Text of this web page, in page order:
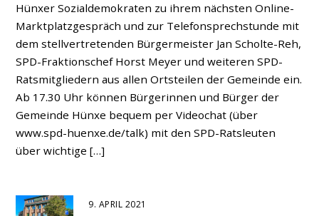
Hünxer Sozialdemokraten zu ihrem nächsten Online-
Marktplatzgespräch und zur Telefonsprechstunde mit
dem stellvertretenden Bürgermeister Jan Scholte-Reh,
SPD-Fraktionschef Horst Meyer und weiteren SPD-
Ratsmitgliedern aus allen Ortsteilen der Gemeinde ein.
Ab 17.30 Uhr können Bürgerinnen und Bürger der
Gemeinde Hünxe bequem per Videochat (über
www.spd-huenxe.de/talk) mit den SPD-Ratsleuten
über wichtige […]
9. APRIL 2021